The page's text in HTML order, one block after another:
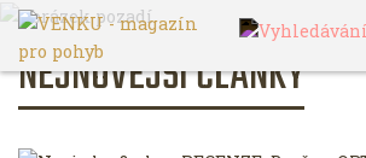
NEJNOVĚJŠÍ ČLÁNKY